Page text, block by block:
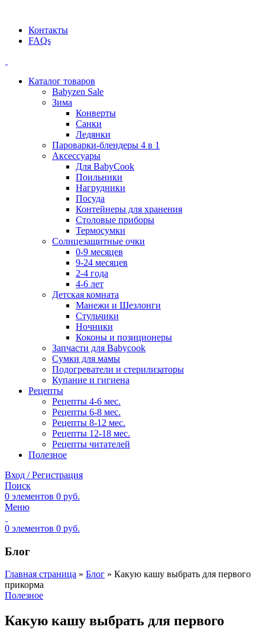
Контакты
FAQs
Каталог товаров
Babyzen Sale
Зима
Конверты
Санки
Ледянки
Пароварки-блендеры 4 в 1
Аксессуары
Для BabyCook
Поильники
Нагрудники
Посуда
Контейнеры для хранения
Столовые приборы
Термосумки
Солнцезащитные очки
0-9 месяцев
9-24 месяцев
2-4 года
4-6 лет
Детская комната
Манежи и Шезлонги
Стульчики
Ночники
Коконы и позиционеры
Запчасти для Babycook
Сумки для мамы
Подогреватели и стерилизаторы
Купание и гигиена
Рецепты
Рецепты 4-6 мес.
Рецепты 6-8 мес.
Рецепты 8-12 мес.
Рецепты 12-18 мес.
Рецепты читателей
Полезное
Вход / Регистрация
Поиск
0 элементов 0 руб.
Меню
0 элементов 0 руб.
Блог
Главная страница » Блог » Какую кашу выбрать для первого
прикорма
Полезное
Какую кашу выбрать для первого